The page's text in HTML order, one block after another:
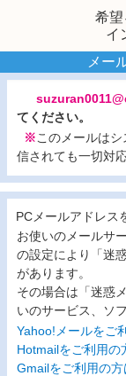
希望
イ
メー
てください。
※このメールは
信されても一切対
PCメールアドレス
お使いのメールサ
の設定により「迷
があります。
その場合は「迷惑
いのサービス、ソ
Yahoo!メールをご
Hotmailをご利用の
Gmailをご利用の